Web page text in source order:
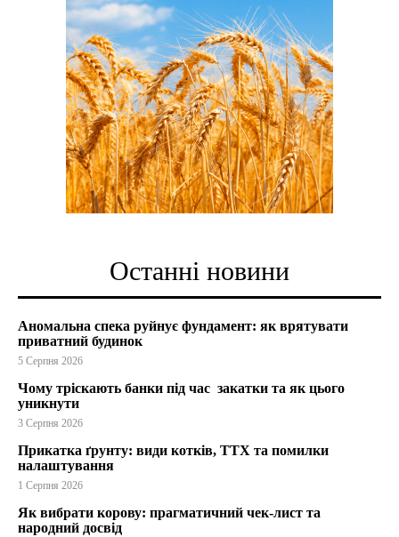
Останні новини
Аномальна спека руйнує фундамент: як врятувати
приватний будинок
5 Серпня 2026
Чому тріскають банки під час закатки та як цього
уникнути
3 Серпня 2026
Прикатка ґрунту: види котків, ТТХ та помилки
налаштування
1 Серпня 2026
Як вибрати корову: прагматичний чек-лист та
народний досвід